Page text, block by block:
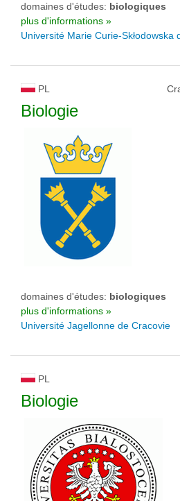
domaines d'études: biologiques
plus d'informations »
Université Marie Curie-Skłodowska
PL
Biologie
domaines d'études: biologiques
plus d'informations »
Université Jagellonne de Cracovie
PL
Biologie